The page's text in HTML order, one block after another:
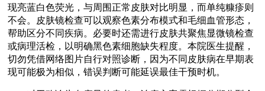
现亮蓝白色荧光，与周围正常皮肤对比明显，而单纯糠疹则
不会。皮肤镜检查可以观察色素分布模式和毛细血管形态，
帮助区分不同疾病。必要时还需进行皮肤共聚焦显微镜检查
或病理活检，以明确黑色素细胞缺失程度。本院医生提醒，
切勿凭借网络图片自行对照诊断，因为不同皮肤病在早期表
现可能极为相似，错误判断可能延误最佳干预时机。